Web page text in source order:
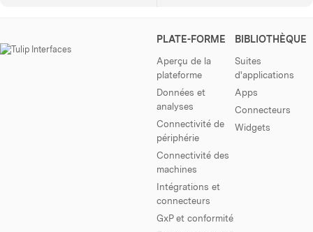
PLATE-FORME
Aperçu de la
plateforme
Données et
analyses
Connectivité de
périphérie
Connectivité des
machines
Intégrations et
connecteurs
GxP et conformité
BIBLIOTHÈQUE
Suites
d'applications
Apps
Connecteurs
Widgets